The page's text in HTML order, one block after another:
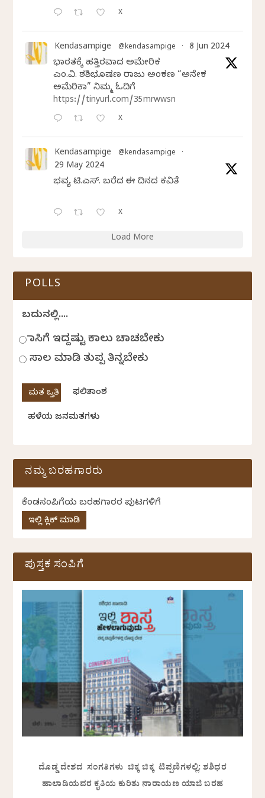
X
Kendasampige @kendasampige · 8 Jun 2024
ಭಾರತಕ್ಕೆ ಹತ್ತಿರವಾದ ಅಮೇರಿಕ
ಎಂ.ವಿ. ಶಶಿಭೂಷಣ ರಾಜು ಅಂಕಣ “ಅನೇಕ
ಅಮೆರಿಕಾ” ನಿಮ್ಮ ಓದಿಗೆ
https://tinyurl.com/35mrwwsn
X
Kendasampige @kendasampige ·
29 May 2024
ಭವ್ಯ ಟಿ.ಎಸ್. ಬರೆದ ಈ ದಿನದ ಕವಿತೆ
X
Load More
POLLS
ಬದುಕಿನಲ್ಲಿ....
ಹಾಸಿಗೆ ಇದ್ದಷ್ಟು ಕಾಲು ಚಾಚಬೇಕು
ಸಾಲ ಮಾಡಿ ತುಪ್ಪ ತಿನ್ನಬೇಕು
ಫಲಿತಾಂಶ
ಹಳೆಯ ಜನಮತಗಳು
ನಮ್ಮ ಬರಹಗಾರರು
ಕೆಂಡಸಂಪಿಗೆಯ ಬರಹಗಾರರ ಪುಟಗಳಿಗೆ
ಇಲ್ಲಿ ಕ್ಲಿಕ್ ಮಾಡಿ
ಪುಸ್ತಕ ಸಂಪಿಗೆ
ದೊಡ್ಡ ದೇಶದ ಸಂಗತಿಗಳು ಚಿಕ್ಕ ಚಿಕ್ಕ ಟಿಪ್ಪಣಿಗಳಲ್ಲಿ: ಶಶಿಧರ
ಹಾಲಾಡಿಯವರ ಕೃತಿಯ ಕುರಿತು ನಾರಾಯಣ ಯಾಜಿ ಬರಹ